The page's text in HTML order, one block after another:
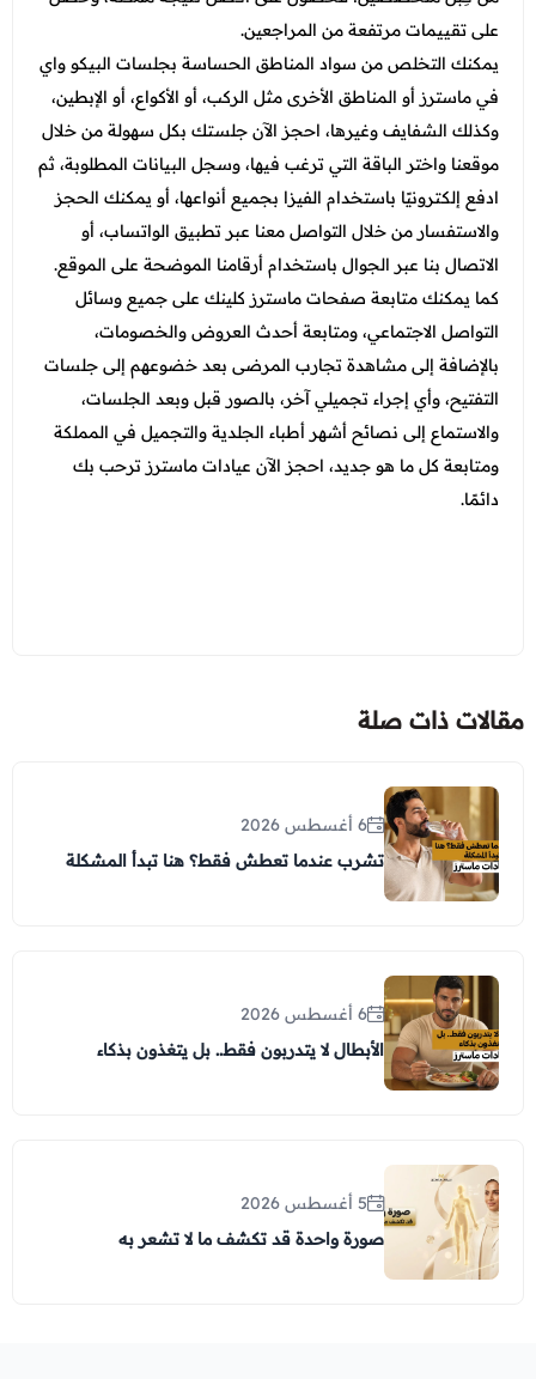
على تقييمات مرتفعة من المراجعين.
يمكنك التخلص من سواد المناطق الحساسة بجلسات البيكو واي
في ماسترز أو المناطق الأخرى مثل الركب، أو الأكواع، أو الإبطين،
وكذلك الشفايف وغيرها، احجز الآن جلستك بكل سهولة من خلال
موقعنا واختر الباقة التي ترغب فيها، وسجل البيانات المطلوبة، ثم
ادفع إلكترونيًا باستخدام الفيزا بجميع أنواعها، أو يمكنك الحجز
والاستفسار من خلال التواصل معنا عبر تطبيق الواتساب، أو
الاتصال بنا عبر الجوال باستخدام أرقامنا الموضحة على الموقع.
كما يمكنك متابعة صفحات ماسترز كلينك على جميع وسائل
التواصل الاجتماعي، ومتابعة أحدث العروض والخصومات،
بالإضافة إلى مشاهدة تجارب المرضى بعد خضوعهم إلى جلسات
التفتيح، وأي إجراء تجميلي آخر، بالصور قبل وبعد الجلسات،
والاستماع إلى نصائح أشهر أطباء الجلدية والتجميل في المملكة
ومتابعة كل ما هو جديد، احجز الآن عيادات ماسترز ترحب بك
دائمًا.
مقالات ذات صلة
6 أغسطس 2026
تشرب عندما تعطش فقط؟ هنا تبدأ المشكلة
6 أغسطس 2026
الأبطال لا يتدربون فقط.. بل يتغذون بذكاء
5 أغسطس 2026
صورة واحدة قد تكشف ما لا تشعر به